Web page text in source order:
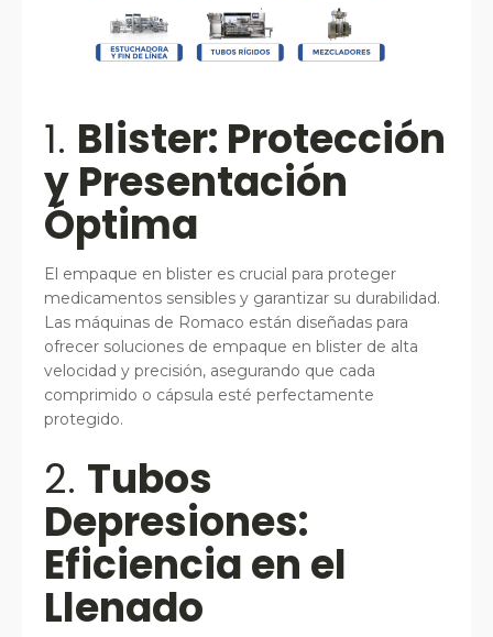
1. Blister: Protección
y Presentación
Óptima
El empaque en blister es crucial para proteger
medicamentos sensibles y garantizar su durabilidad.
Las máquinas de Romaco están diseñadas para
ofrecer soluciones de empaque en blister de alta
velocidad y precisión, asegurando que cada
comprimido o cápsula esté perfectamente
protegido.
2. Tubos
Depresiones:
Eficiencia en el
Llenado